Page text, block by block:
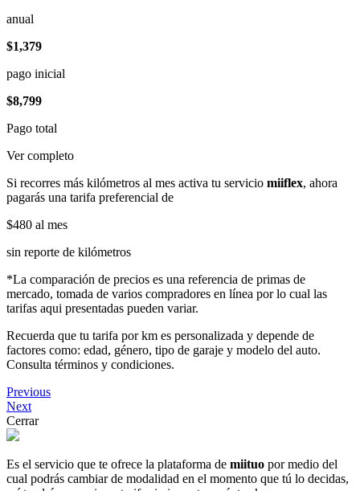
anual
$1,379
pago inicial
$8,799
Pago total
Ver completo
Si recorres más kilómetros al mes activa tu servicio miiflex, ahora
pagarás una tarifa preferencial de
$480 al mes
sin reporte de kilómetros
*La comparación de precios es una referencia de primas de
mercado, tomada de varios compradores en línea por lo cual las
tarifas aqui presentadas pueden variar.
Recuerda que tu tarifa por km es personalizada y depende de
factores como: edad, género, tipo de garaje y modelo del auto.
Consulta términos y condiciones.
Previous
Next
Cerrar
Es el servicio que te ofrece la plataforma de miituo por medio del
cual podrás cambiar de modalidad en el momento que tú lo decidas,